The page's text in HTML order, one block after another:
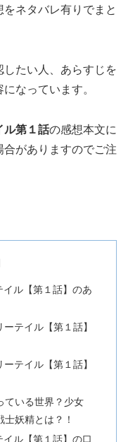
をネタバレ有りでまと
たい人、あらすじを
なっています。
ル第１話の感想本文に
がありますのでご注
ル【第１話】のあ
テイル【第１話】
テイル【第１話】
ている世界？少女
妖精とは？！
ル【第１話】の口